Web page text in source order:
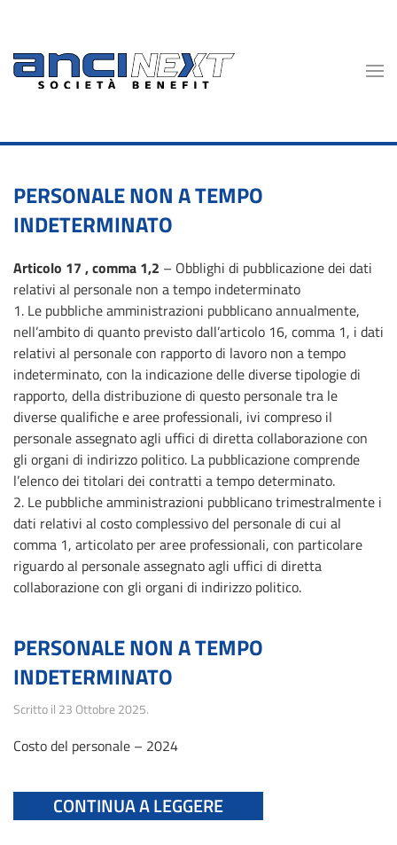
Skip to main content
PERSONALE NON A TEMPO
INDETERMINATO
Articolo 17 , comma 1,2 – Obblighi di pubblicazione dei dati
relativi al personale non a tempo indeterminato
1. Le pubbliche amministrazioni pubblicano annualmente,
nell’ambito di quanto previsto dall’articolo 16, comma 1, i dati
relativi al personale con rapporto di lavoro non a tempo
indeterminato, con la indicazione delle diverse tipologie di
rapporto, della distribuzione di questo personale tra le
diverse qualifiche e aree professionali, ivi compreso il
personale assegnato agli uffici di diretta collaborazione con
gli organi di indirizzo politico. La pubblicazione comprende
l’elenco dei titolari dei contratti a tempo determinato.
2. Le pubbliche amministrazioni pubblicano trimestralmente i
dati relativi al costo complessivo del personale di cui al
comma 1, articolato per aree professionali, con particolare
riguardo al personale assegnato agli uffici di diretta
collaborazione con gli organi di indirizzo politico.
PERSONALE NON A TEMPO
INDETERMINATO
Scritto il 23 Ottobre 2025.
Costo del personale – 2024
CONTINUA A LEGGERE